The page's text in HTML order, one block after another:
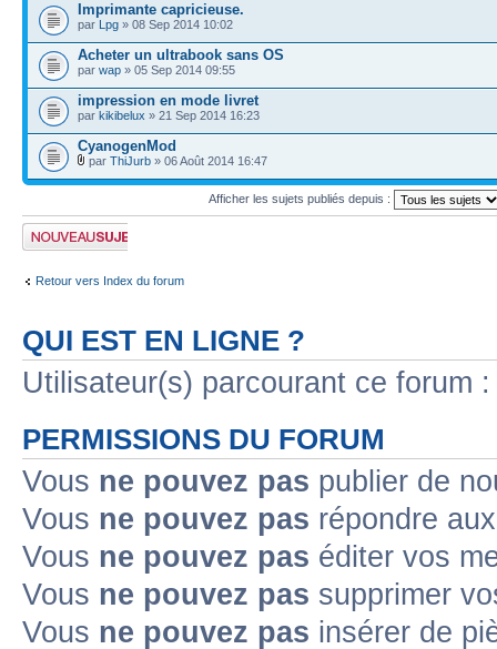
Imprimante capricieuse.
par Lpg » 08 Sep 2014 10:02
Acheter un ultrabook sans OS
par wap » 05 Sep 2014 09:55
impression en mode livret
par kikibelux » 21 Sep 2014 16:23
CyanogenMod
par ThiJurb » 06 Août 2014 16:47
Afficher les sujets publiés depuis :
Publier un nouveau
sujet
Retour vers Index du forum
QUI EST EN LIGNE ?
Utilisateur(s) parcourant ce forum
PERMISSIONS DU FORUM
Vous ne pouvez pas publier de
Vous ne pouvez pas répondre
Vous ne pouvez pas éditer vos
Vous ne pouvez pas supprimer
Vous ne pouvez pas insérer de